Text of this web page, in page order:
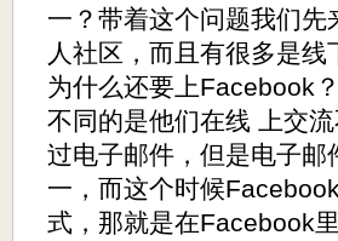
一？带着这个问题我们
人社区，而且有很多是
为什么还要上Facebook
不同的是他们在线 上交
过电子邮件，但是电子
一，而这个时候
式，那就是在Facebook